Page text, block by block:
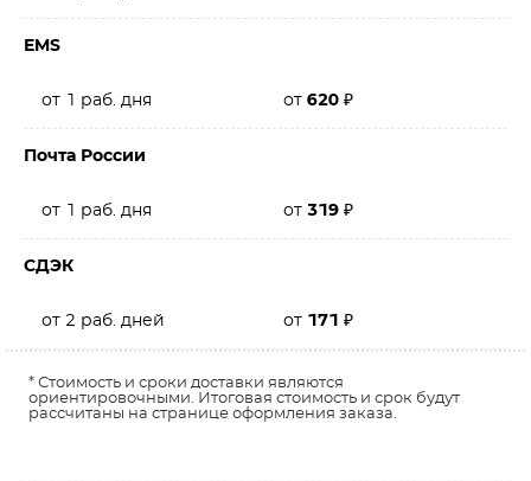
EMS
от 1 раб. дня от 620 ₽
Почта России
от 1 раб. дня от 319 ₽
СДЭК
от 2 раб. дней от 171 ₽
* Стоимость и сроки доставки являются
ориентировочными. Итоговая стоимость и срок будут
рассчитаны на странице оформления заказа.